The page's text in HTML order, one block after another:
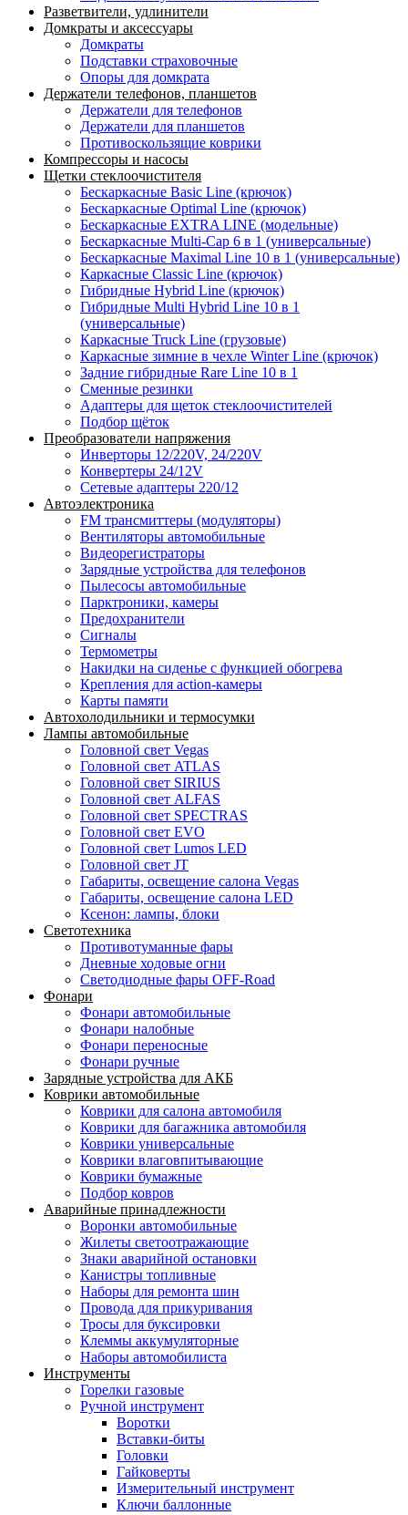
Разветвители, удлинители
Домкраты и аксессуары
Домкраты
Подставки страховочные
Опоры для домкрата
Держатели телефонов, планшетов
Держатели для телефонов
Держатели для планшетов
Противоскользящие коврики
Компрессоры и насосы
Щетки стеклоочистителя
Бескаркасные Basic Line (крючок)
Бескаркасные Optimal Line (крючок)
Бескаркасные EXTRA LINE (модельные)
Бескаркасные Multi-Cap 6 в 1 (универсальные)
Бескаркасные Maximal Line 10 в 1 (универсальные)
Каркасные Classic Line (крючок)
Гибридные Hybrid Line (крючок)
Гибридные Multi Hybrid Line 10 в 1
(универсальные)
Каркасные Truck Line (грузовые)
Каркасные зимние в чехле Winter Line (крючок)
Задние гибридные Rare Line 10 в 1
Сменные резинки
Адаптеры для щеток стеклоочистителей
Подбор щёток
Преобразователи напряжения
Инверторы 12/220V, 24/220V
Конвертеры 24/12V
Сетевые адаптеры 220/12
Автоэлектроника
FM трансмиттеры (модуляторы)
Вентиляторы автомобильные
Видеорегистраторы
Зарядные устройства для телефонов
Пылесосы автомобильные
Парктроники, камеры
Предохранители
Сигналы
Термометры
Накидки на сиденье с функцией обогрева
Крепления для action-камеры
Карты памяти
Автохолодильники и термосумки
Лампы автомобильные
Головной свет Vegas
Головной свет ATLAS
Головной свет SIRIUS
Головной свет ALFAS
Головной свет SPECTRAS
Головной свет EVO
Головной свет Lumos LED
Головной свет JT
Габариты, освещение салона Vegas
Габариты, освещение салона LED
Ксенон: лампы, блоки
Светотехника
Противотуманные фары
Дневные ходовые огни
Светодиодные фары OFF-Road
Фонари
Фонари автомобильные
Фонари налобные
Фонари переносные
Фонари ручные
Зарядные устройства для АКБ
Коврики автомобильные
Коврики для салона автомобиля
Коврики для багажника автомобиля
Коврики универсальные
Коврики влаговпитывающие
Коврики бумажные
Подбор ковров
Аварийные принадлежности
Воронки автомобильные
Жилеты светоотражающие
Знаки аварийной остановки
Канистры топливные
Наборы для ремонта шин
Провода для прикуривания
Тросы для буксировки
Клеммы аккумуляторные
Наборы автомобилиста
Инструменты
Горелки газовые
Ручной инструмент
Воротки
Вставки-биты
Головки
Гайковерты
Измерительный инструмент
Ключи баллонные